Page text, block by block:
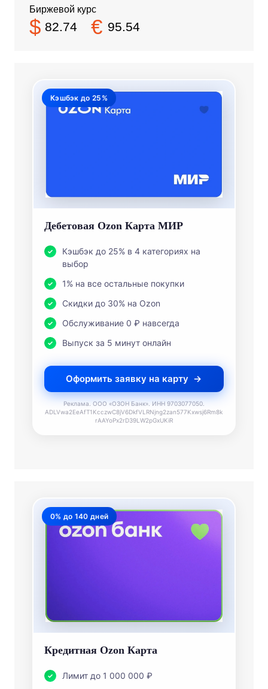
Биржевой курс
$ 82.74 € 95.54
Кэшбэк до 25%
Дебетовая Ozon Карта МИР
Кэшбэк до 25% в 4 категориях на
выбор
1% на все остальные покупки
Скидки до 30% на Ozon
Обслуживание 0 ₽ навсегда
Выпуск за 5 минут онлайн
Оформить заявку на карту
Реклама. ООО «ОЗОН Банк». ИНН 9703077050.
ADLVwa2EeAfT1KcczwC8jV6DkfVLRNjng2zan577Kxwsj6Rm8k
rAAYoPx2rD39LW2pGxUKiR
0% до 140 дней
Кредитная Ozon Карта
Лимит до 1 000 000 ₽